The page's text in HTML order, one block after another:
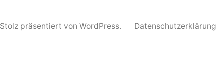
Stolz präsentiert von WordPress. Datenschutzerklärung